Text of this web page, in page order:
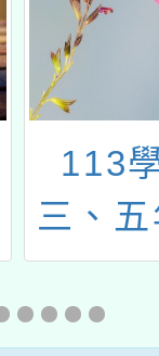
114
「我
摺」